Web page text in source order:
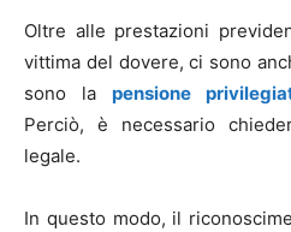
Oltre alle prestazioni
vittima del dovere, ci sono
sono la pensione
Perciò, è necessario
legale.
In questo modo, il